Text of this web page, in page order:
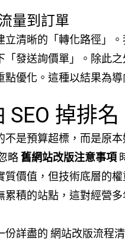
量到訂單
立清晰的「轉化路徑」
發送詢價單」。除此
點優化。這種以結果為
SEO 掉排
是預算超標，而是原
略舊網站改版注意事項
價值，但技術底層的
積的站點，這對經營
詳盡的 網站改版流程